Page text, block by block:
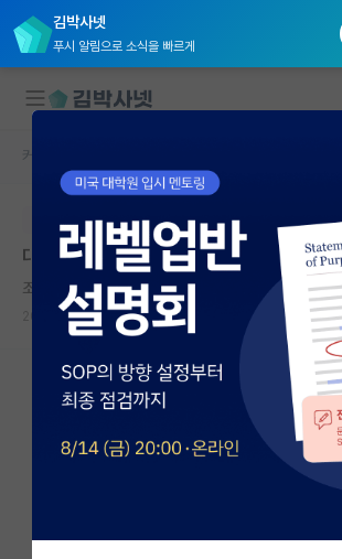
김박사넷
푸시 알림으로 소식을 빠르게
대학원생 모집
국내대학원 정보
연구실&오픈랩
커뮤니티
커뮤니티 홈
전체글보기
베스트 게시판
자유 게시판(아무개랩)
커뮤니티 홈
본문이 수정되지 않는 박제글입니다.
대학원 생활이 이렇게 지옥인가요
조용한 요하네스 케플러
2024.10.12 16 3873